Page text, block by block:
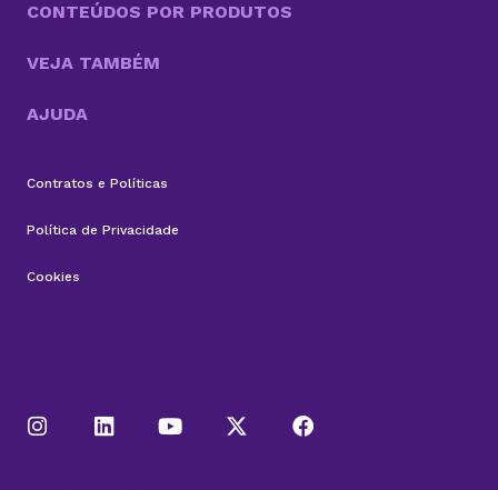
CONTEÚDOS POR PRODUTOS
VEJA TAMBÉM
AJUDA
Contratos e Políticas
Política de Privacidade
Cookies